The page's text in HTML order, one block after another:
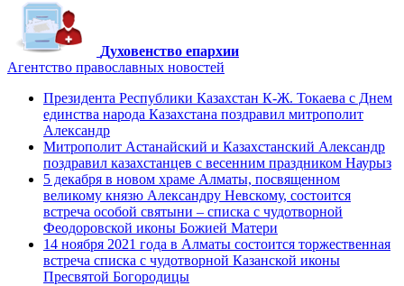
Духовенство епархии
Агентство православных новостей
Президента Республики Казахстан К-Ж. Токаева с Днем
единства народа Казахстана поздравил митрополит
Александр
Митрополит Астанайский и Казахстанский Александр
поздравил казахстанцев с весенним праздником Наурыз
5 декабря в новом храме Алматы, посвященном
великому князю Александру Невскому, состоится
встреча особой святыни – списка с чудотворной
Феодоровской иконы Божией Матери
14 ноября 2021 года в Алматы состоится торжественная
встреча списка с чудотворной Казанской иконы
Пресвятой Богородицы